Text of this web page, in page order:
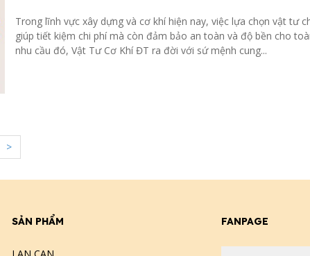
Trong lĩnh vực xây dựng và cơ khí hiện nay, việc lựa chọn vật tư
giúp tiết kiệm chi phí mà còn đảm bảo an toàn và độ bền cho
nhu cầu đó, Vật Tư Cơ Khí ĐT ra đời với sứ mệnh cung...
>
SẢN PHẨM FANPAGE